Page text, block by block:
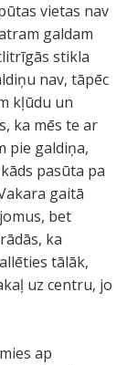
vietas nav
galdam
stikla
nav, tāpēc
kļūdu un
ka mēs te ar
pie galdiņa,
pasūta pa
gaitā
bet
ka
tālāk,
uz centru, jo
ap